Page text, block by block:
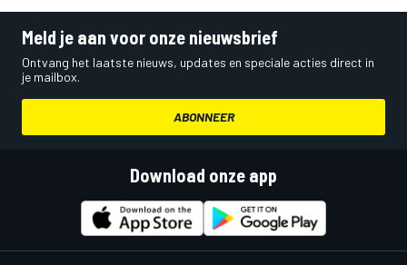
Meld je aan voor onze nieuwsbrief
Ontvang het laatste nieuws, updates en speciale acties direct in
je mailbox.
ABONNEER
Download onze app